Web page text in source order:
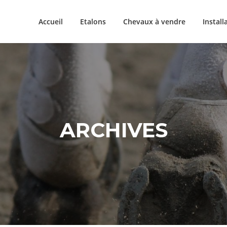
Accueil Etalons Chevaux à vendre
ARCHIVES